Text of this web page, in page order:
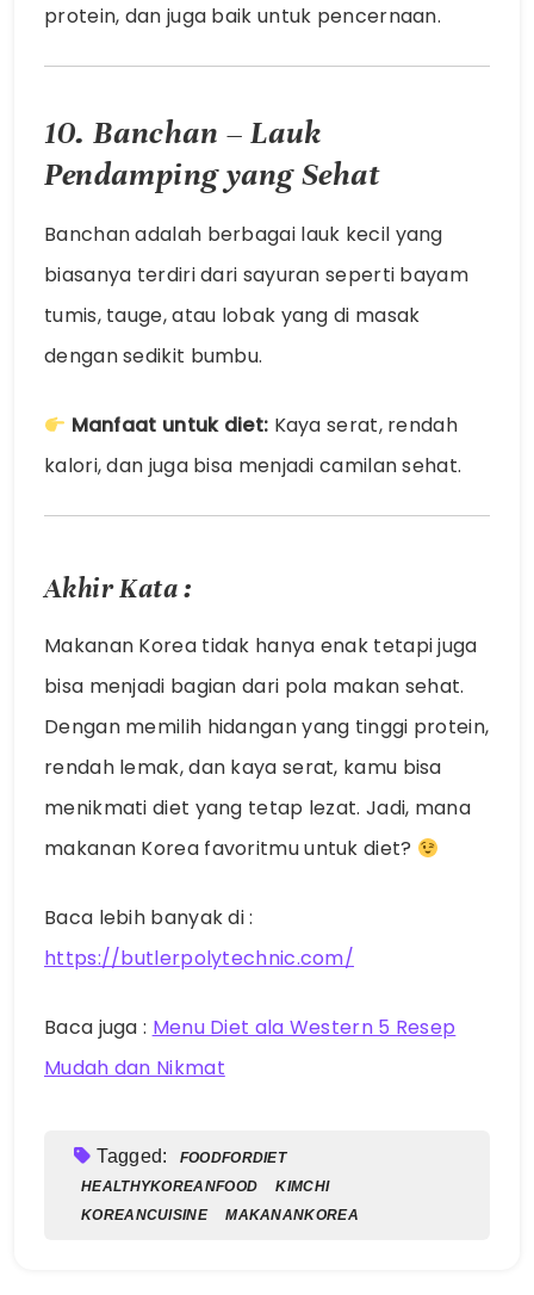
protein, dan juga baik untuk pencernaan.
10. Banchan – Lauk
Pendamping yang Sehat
Banchan adalah berbagai lauk kecil yang
biasanya terdiri dari sayuran seperti bayam
tumis, tauge, atau lobak yang di masak
dengan sedikit bumbu.
Manfaat untuk diet: Kaya serat, rendah
kalori, dan juga bisa menjadi camilan sehat.
Akhir Kata :
Makanan Korea tidak hanya enak tetapi juga
bisa menjadi bagian dari pola makan sehat.
Dengan memilih hidangan yang tinggi protein,
rendah lemak, dan kaya serat, kamu bisa
menikmati diet yang tetap lezat. Jadi, mana
makanan Korea favoritmu untuk diet?
Baca lebih banyak di :
https://butlerpolytechnic.com/
Baca juga : Menu Diet ala Western 5 Resep
Mudah dan Nikmat
Tagged:
FOODFORDIET
HEALTHYKOREANFOOD
KIMCHI
KOREANCUISINE
MAKANANKOREA